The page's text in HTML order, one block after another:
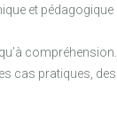
et pédagogique
compréhension.
cas pratiques, des